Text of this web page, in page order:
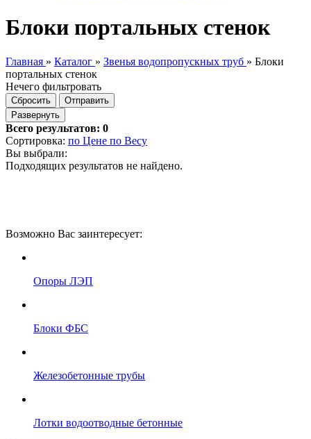
Блоки портальных стенок
Главная » Каталог » Звенья водопропускных труб » Блоки
портальных стенок
Нечего фильтровать
Сбросить
Отправить
Развернуть
Всего результатов: 0
Сортировка: по Цене по Весу
Вы выбрали:
Подходящих результатов не найдено.
Возможно Вас заинтересует:
Опоры ЛЭП
Блоки ФБС
Железобетонные трубы
Лотки водоотводные бетонные